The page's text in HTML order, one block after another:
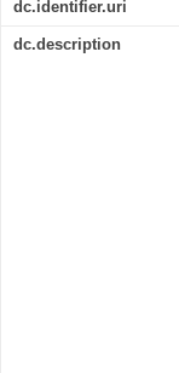
dc.identifier.uri
dc.description